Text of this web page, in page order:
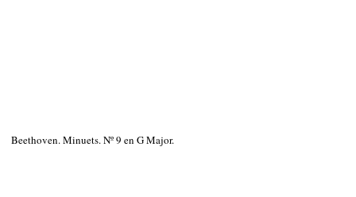
Beethoven. Minuets. Nº 9 en G Major.